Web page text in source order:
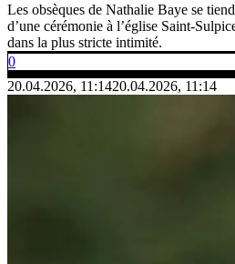
Les obsèques de Nathalie Baye se
d’une cérémonie à l’église Saint-
dans la plus stricte intimité.
0
20.04.2026, 11:1420.04.2026, 11:14